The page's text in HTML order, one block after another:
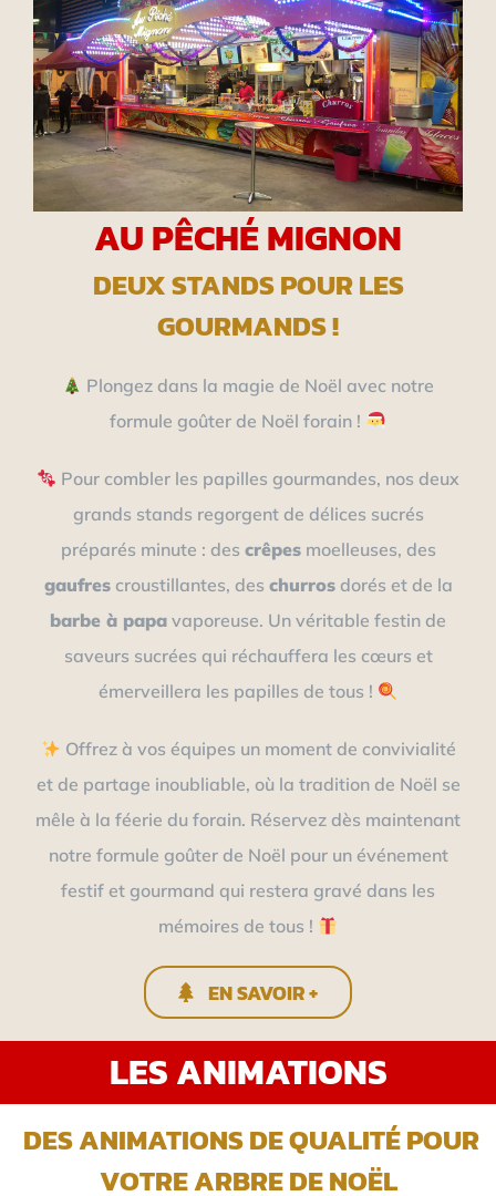
AU PÊCHÉ MIGNON
DEUX STANDS POUR LES
GOURMANDS !
Plongez dans la magie de Noël avec notre
formule goûter de Noël forain !
Pour combler les papilles gourmandes, nos deux
grands stands regorgent de délices sucrés
préparés minute : des crêpesmoelleuses, des
gaufrescroustillantes, des churrosdorés et de la
barbe à papa vaporeuse. Un véritable festin de
saveurs sucrées qui réchauffera les cœurs et
émerveillera les papilles de tous !
Offrez à vos équipes un moment de convivialité
et de partage inoubliable, où la tradition de Noël se
mêle à la féerie du forain. Réservez dès maintenant
notre formule goûter de Noël pour un événement
festif et gourmand qui restera gravé dans les
mémoires de tous !
EN SAVOIR +
LES ANIMATIONS
DES ANIMATIONS DE QUALITÉ POUR
VOTRE ARBRE DE NOËL